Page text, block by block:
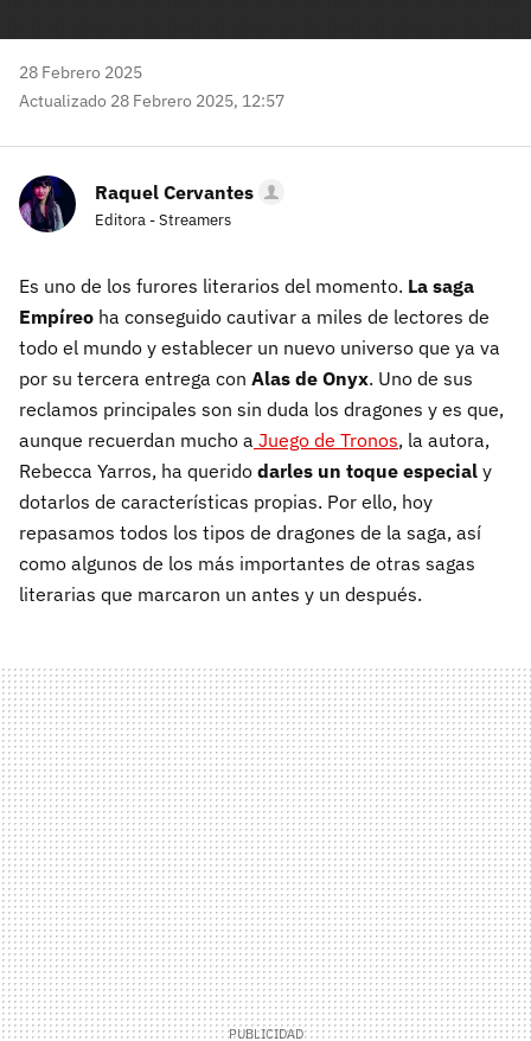
28 Febrero 2025
Actualizado 28 Febrero 2025, 12:57
Raquel Cervantes
Editora - Streamers
Es uno de los furores literarios del momento. La saga
Empíreo ha conseguido cautivar a miles de lectores de
todo el mundo y establecer un nuevo universo que ya va
por su tercera entrega con Alas de Onyx. Uno de sus
reclamos principales son sin duda los dragones y es que,
aunque recuerdan mucho a Juego de Tronos, la autora,
Rebecca Yarros, ha querido darles un toque especial y
dotarlos de características propias. Por ello, hoy
repasamos todos los tipos de dragones de la saga, así
como algunos de los más importantes de otras sagas
literarias que marcaron un antes y un después.